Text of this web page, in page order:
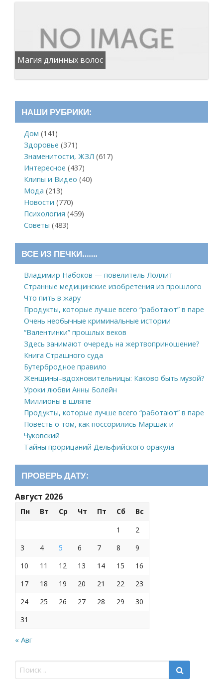
Магия длинных волос
НАШИ РУБРИКИ:
Дом (141)
Здоровье (371)
Знаменитости, ЖЗЛ (617)
Интересное (437)
Клипы и Видео (40)
Мода (213)
Новости (770)
Психология (459)
Советы (483)
ВСЕ ИЗ ПЕЧКИ…….
Владимир Набоков — повелитель Лоллит
Странные медицинские изобретения из прошлого
Что пить в жару
Продукты, которые лучше всего “работают” в паре
Очень необычные криминальные истории
“Валентинки” прошлых веков
Здесь занимают очередь на жертвоприношение?
Книга Страшного суда
Бутербродное правило
Женщины–вдохновительницы: Каково быть музой?
Уроки любви Анны Болейн
Миллионы в шляпе
Продукты, которые лучше всего “работают” в паре
Повесть о том, как поссорились Маршак и
Чуковский
Тайны прорицаний Дельфийского оракула
ПРОВЕРЬ ДАТУ:
Август 2026
Пн Вт Ср Чт Пт Сб
Вс
1
2
3
4 5 6 7 8
9
10
11 12 13 14 15
16
17
18 19 20 21 22
23
24
25 26 27 28 29
30
31
« Авг